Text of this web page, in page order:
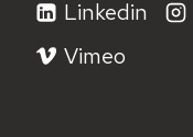
Linkedin
Vimeo